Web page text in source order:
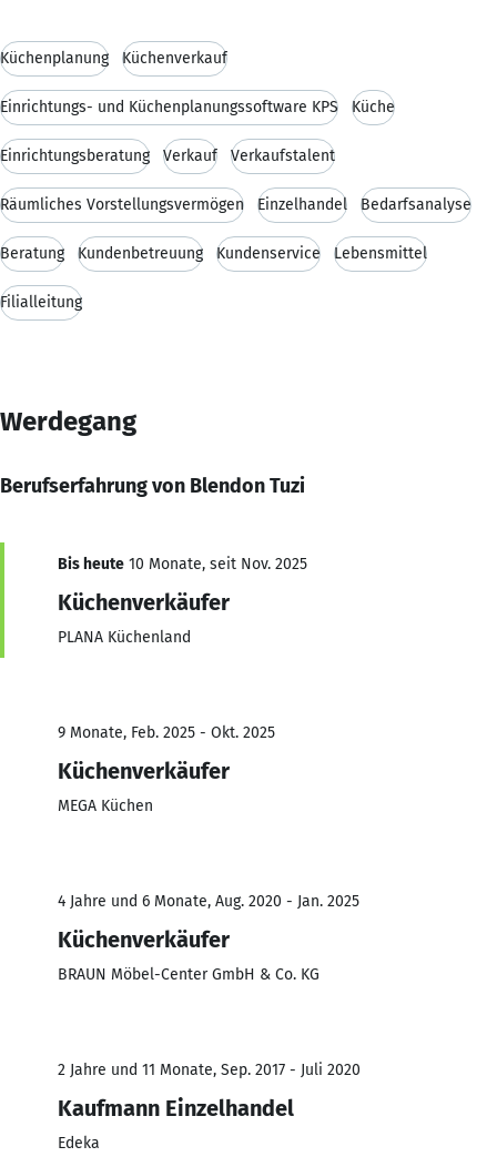
Küchenplanung Küchenverkauf
Einrichtungs- und Küchenplanungssoftware KPS Küche
Einrichtungsberatung Verkauf Verkaufstalent
Räumliches Vorstellungsvermögen Einzelhandel Bedarfsanalyse
Beratung Kundenbetreuung Kundenservice Lebensmittel
Filialleitung
Werdegang
Berufserfahrung von Blendon Tuzi
Bis heute 10 Monate, seit Nov. 2025
Küchenverkäufer
PLANA Küchenland
9 Monate, Feb. 2025 - Okt. 2025
Küchenverkäufer
MEGA Küchen
4 Jahre und 6 Monate, Aug. 2020 - Jan. 2025
Küchenverkäufer
BRAUN Möbel-Center GmbH & Co. KG
2 Jahre und 11 Monate, Sep. 2017 - Juli 2020
Kaufmann Einzelhandel
Edeka